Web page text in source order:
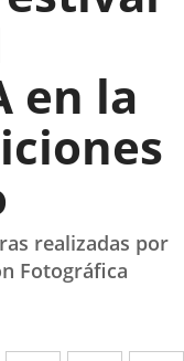
en la
realizadas por
Fotográfica